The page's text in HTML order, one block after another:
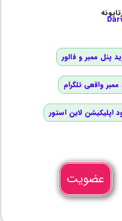
پنل ممبر و فالور
واقعی تلگرام
اپلیکیشن لاین استور
عضویت